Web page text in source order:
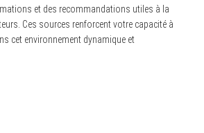
et des recommandations utiles à la
Ces sources renforcent votre capacité à
cet environnement dynamique et